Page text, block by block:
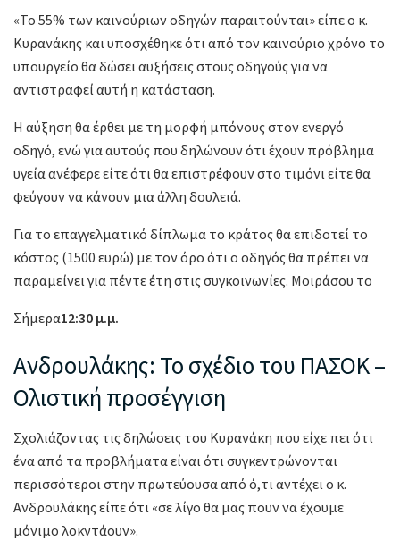
«Το 55% των καινούριων οδηγών παραιτούνται» είπε ο κ.
Κυρανάκης και υποσχέθηκε ότι από τον καινούριο χρόνο το
υπουργείο θα δώσει αυξήσεις στους οδηγούς για να
αντιστραφεί αυτή η κατάσταση.
Η αύξηση θα έρθει με τη μορφή μπόνους στον ενεργό
οδηγό, ενώ για αυτούς που δηλώνουν ότι έχουν πρόβλημα
υγεία ανέφερε είτε ότι θα επιστρέφουν στο τιμόνι είτε θα
φεύγουν να κάνουν μια άλλη δουλειά.
Για το επαγγελματικό δίπλωμα το κράτος θα επιδοτεί το
κόστος (1500 ευρώ) με τον όρο ότι ο οδηγός θα πρέπει να
παραμείνει για πέντε έτη στις συγκοινωνίες. Μοιράσου το
Σήμερα12:30 μ.μ.
Ανδρουλάκης: Το σχέδιο του ΠΑΣΟΚ –
Ολιστική προσέγγιση
Σχολιάζοντας τις δηλώσεις του Κυρανάκη που είχε πει ότι
ένα από τα προβλήματα είναι ότι συγκεντρώνονται
περισσότεροι στην πρωτεύουσα από ό,τι αντέχει ο κ.
Ανδρουλάκης είπε ότι «σε λίγο θα μας πουν να έχουμε
μόνιμο λοκντάουν».